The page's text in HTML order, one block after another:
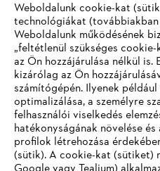
Vállalat
Weboldalunk cookie-kat
technológiákat (továbbiakban
Weboldalunk működésének
„feltétlenül szükséges
az Ön hozzájárulása nélkül
kizárólag az Ön
számítógépén. Ilyenek
optimalizálása, a személyre
felhasználói viselkedés
hatékonyságának növelése
profilok létrehozása
(sütik). A cookie-kat (sütiket)